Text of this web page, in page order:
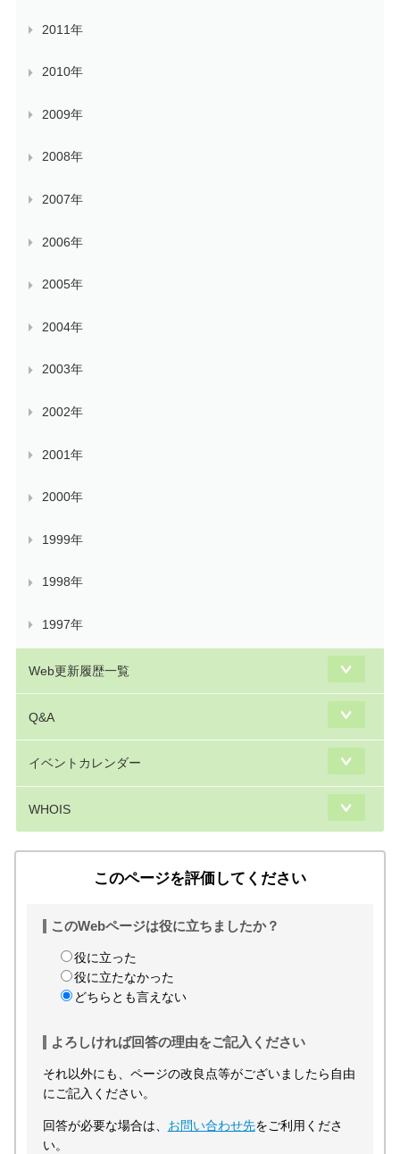
2011年
2010年
2009年
2008年
2007年
2006年
2005年
2004年
2003年
2002年
2001年
2000年
1999年
1998年
1997年
Web更新履歴一覧
Q&A
イベントカレンダー
WHOIS
このページを評価してください
このWebページは役に立ちましたか？
役に立った
役に立たなかった
どちらとも言えない
よろしければ回答の理由をご記入ください
それ以外にも、ページの改良点等がございましたら自由
にご記入ください。
回答が必要な場合は、 お問い合わせ先をご利用くださ
い。